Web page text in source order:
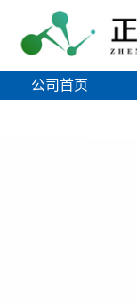
公司首页